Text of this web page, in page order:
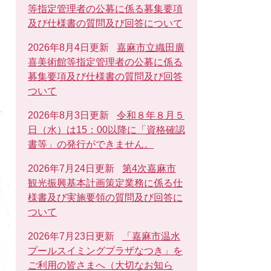
等指定管理者の公募に係る募集要項
及び仕様書の質問及び回答について
2026年8月4日更新
嘉麻市立織田廣
喜美術館等指定管理者の公募に係る
募集要項及び仕様書の質問及び回答
ついて
2026年8月3日更新
令和８年８月５
日（水）は15：00以降に「資格確認
書等」の発行ができません。
2026年7月24日更新
第4次嘉麻市
観光振興基本計画策定業務に係る仕
様書及び実施要領の質問及び回答に
ついて
2026年7月23日更新
「嘉麻市温水
プールスイミングプラザなつき」を
ご利用の皆さまへ（大切なお知ら